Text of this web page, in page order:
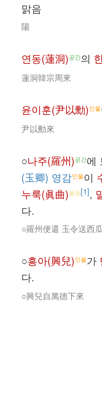
맑음
陽
연동(蓮洞)공간의
蓮洞韓宗周來
윤이훈(尹以勳)인물
尹以勳來
○나주(羅州)공간에
(玉卿) 영감인물이
누룩(眞曲)물품[1],
다.
○羅州便還 玉令送西
○흥아(興兒)인물가
다.
○興兒自萬德下來